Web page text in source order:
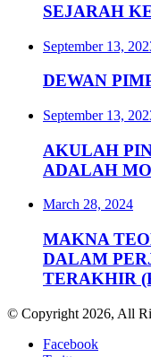
SEJARAH
September 13,
DEWAN
September 13,
AKULAH
ADALAH
March 28, 2024
MAKNA
DALAM
TERAKHIR
© Copyright 2026, All
Facebook